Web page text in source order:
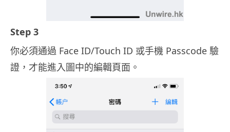
Step 3
你必須通過 Face ID/Touch ID 或手機 Passcode 驗
證，才能進入圖中的編輯頁面。